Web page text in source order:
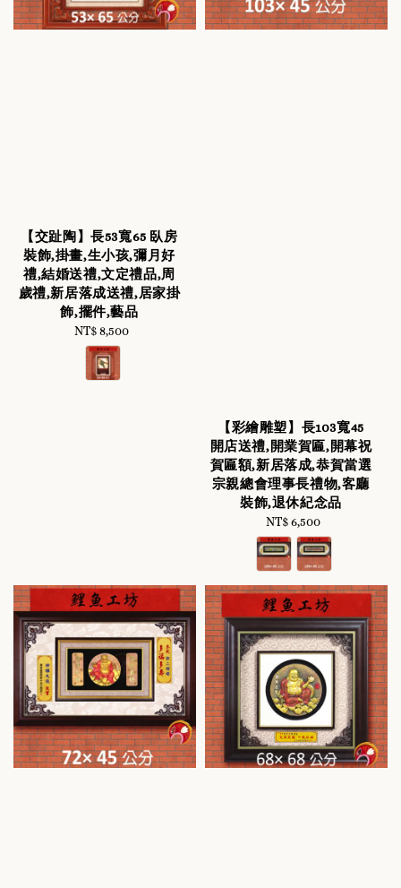
【交趾陶】長53寬65 臥房
裝飾,掛畫,生小孩,彌月好
禮,結婚送禮,文定禮品,周
歲禮,新居落成送禮,居家掛
飾,擺件,藝品
Regular
price
NT$ 8,500
【彩繪雕塑】長103寬45
開店送禮,開業賀匾,開幕祝
賀匾額,新居落成,恭賀當選
宗親總會理事長禮物,客廳
裝飾,退休紀念品
Regular
price
NT$ 6,500